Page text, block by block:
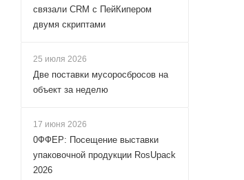
связали CRM с ПейКипером
двумя скриптами
25 июля 2026
Две поставки мусоросбросов на
объект за неделю
17 июня 2026
0ФФЕР: Посещение выставки
упаковочной продукции RosUpack
2026